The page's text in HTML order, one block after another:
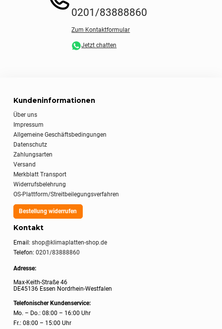
0201/83888860
Zum Kontaktformular
Jetzt chatten
Kundeninformationen
Über uns
Impressum
Allgemeine Geschäftsbedingungen
Datenschutz
Zahlungsarten
Versand
Merkblatt Transport
Widerrufsbelehrung
OS-Plattform/Streitbeilegungsverfahren
Bestellung widerrufen
Kontakt
Email:shop@klimaplatten-shop.de
Telefon:0201/83888860
Adresse:
Max-Keith-Straße 46
DE45136 Essen Nordrhein-Westfalen
Telefonischer Kundenservice:
Mo. – Do.: 08:00 – 16:00 Uhr
Fr.: 08:00 – 15:00 Uhr